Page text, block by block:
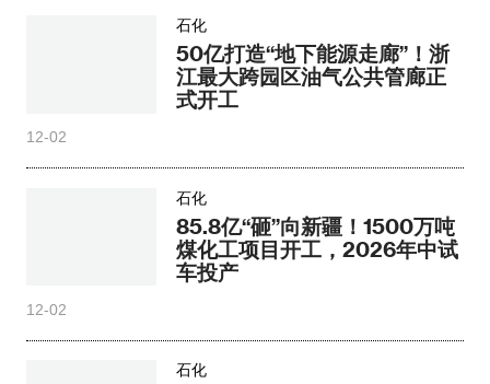
石化
50亿打造“地下能源走廊”！浙
江最大跨园区油气公共管廊正
式开工
12-02
石化
85.8亿“砸”向新疆！1500万吨
煤化工项目开工，2026年中试
车投产
12-02
石化